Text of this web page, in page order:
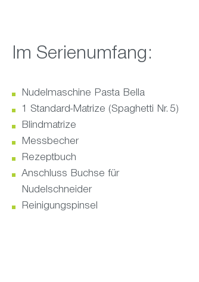
Im Serienumfang:
Nudelmaschine Pasta Bella
1 Standard‑Matrize (Spaghetti Nr. 5)
Blindmatrize
Messbecher
Rezeptbuch
Anschluss Buchse für
Nudelschneider
Reinigungspinsel